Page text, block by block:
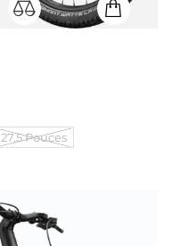
27,5 Pouces